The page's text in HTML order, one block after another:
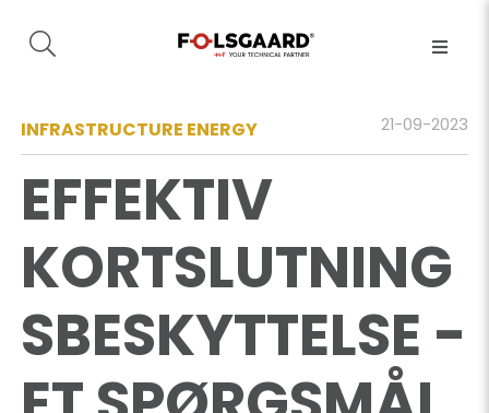
INFRASTRUCTURE ENERGY 21-09-2023
EFFEKTIV
KORTSLUTNING
SBESKYTTELSE -